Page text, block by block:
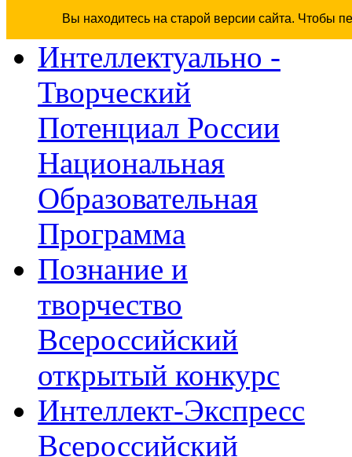
Вы находитесь на старой версии сайта. Чтобы
Интеллектуально -
Творческий
Потенциал России
Национальная
Образовательная
Программа
Познание и
творчество
Всероссийский
открытый конкурс
Интеллект-Экспресс
Всероссийский